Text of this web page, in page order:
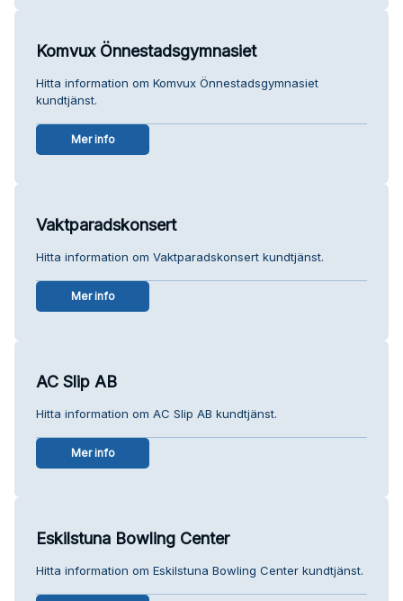
Komvux Önnestadsgymnasiet
Hitta information om Komvux Önnestadsgymnasiet
kundtjänst.
Mer info
Vaktparadskonsert
Hitta information om Vaktparadskonsert kundtjänst.
Mer info
AC Slip AB
Hitta information om AC Slip AB kundtjänst.
Mer info
Eskilstuna Bowling Center
Hitta information om Eskilstuna Bowling Center kundtjänst.